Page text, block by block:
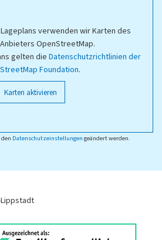
verwenden wir Karten des
OpenStreetMap.
gelten die Datenschutzrichtlinien der
Foundation.
Karten aktivieren
Datenschutzeinstellungen geändert werden.